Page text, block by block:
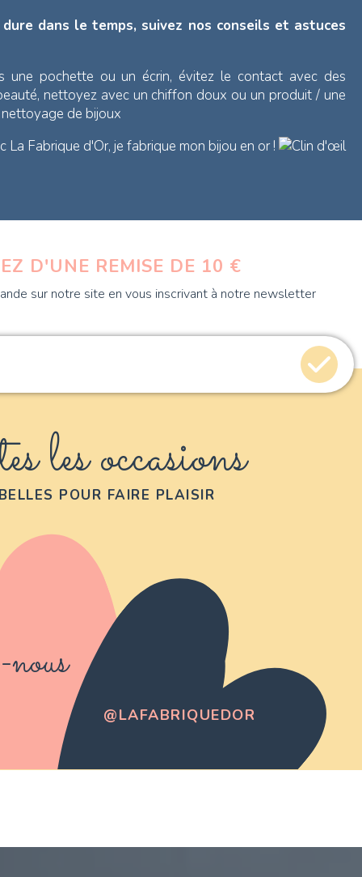
dans le temps, suivez nos conseils et astuces
une pochette ou un écrin, évitez le contact avec des
nettoyez avec un chiffon doux ou un produit / une
de bijoux
La Fabrique d'Or, je fabrique mon bijou en or !
D'UNE REMISE DE 10 €
sur notre site en vous inscrivant à notre newsletter
les occasions
POUR FAIRE PLAISIR
@LAFABRIQUEDOR